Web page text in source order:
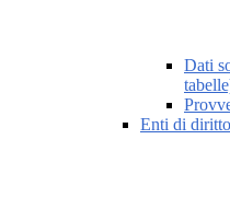
Dati
Enti di